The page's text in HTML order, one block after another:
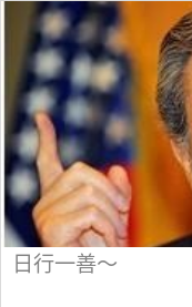
日行一善～